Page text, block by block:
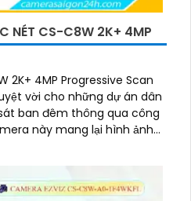
NÉT CS-C8W 2K+ 4MP
2K+ 4MP Progressive Scan
vời cho những dự án dân
này mang lại hình ảnh